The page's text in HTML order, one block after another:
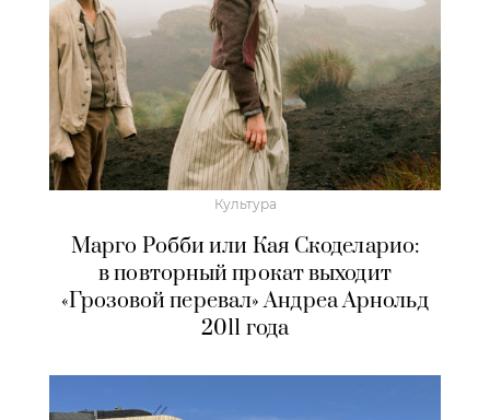
Культура
Марго Робби или Кая Скоделарио:
в повторный прокат выходит
«Грозовой перевал» Андреа Арнольд
2011 года